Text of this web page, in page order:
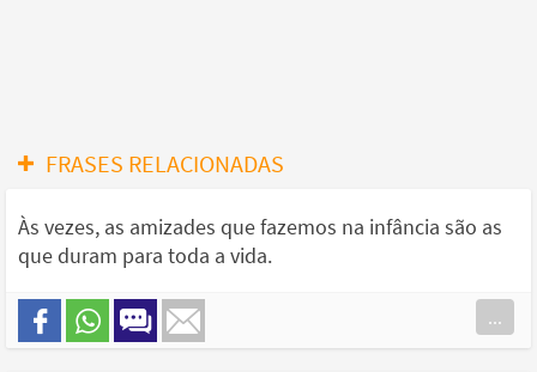
FRASES RELACIONADAS
Às vezes, as amizades que fazemos na infância são as
que duram para toda a vida.
...